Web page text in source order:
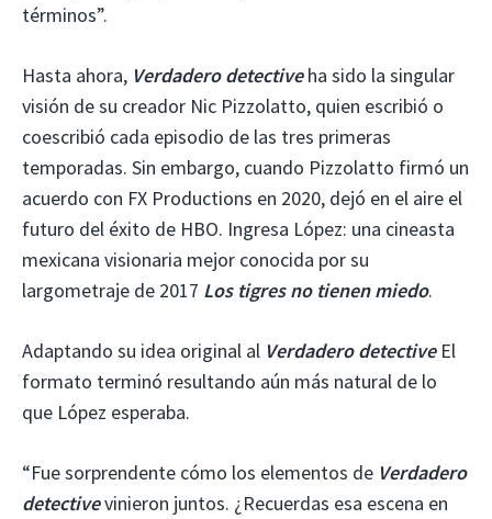
términos”.
Hasta ahora, Verdadero detectiveha sido la singular
visión de su creador Nic Pizzolatto, quien escribió o
coescribió cada episodio de las tres primeras
temporadas. Sin embargo, cuando Pizzolatto firmó un
acuerdo con FX Productions en 2020, dejó en el aire el
futuro del éxito de HBO. Ingresa López: una cineasta
mexicana visionaria mejor conocida por su
largometraje de 2017 Los tigres no tienen miedo.
Adaptando su idea original al Verdadero detectiveEl
formato terminó resultando aún más natural de lo
que López esperaba.
“Fue sorprendente cómo los elementos de Verdadero
detectivevinieron juntos. ¿Recuerdas esa escena en